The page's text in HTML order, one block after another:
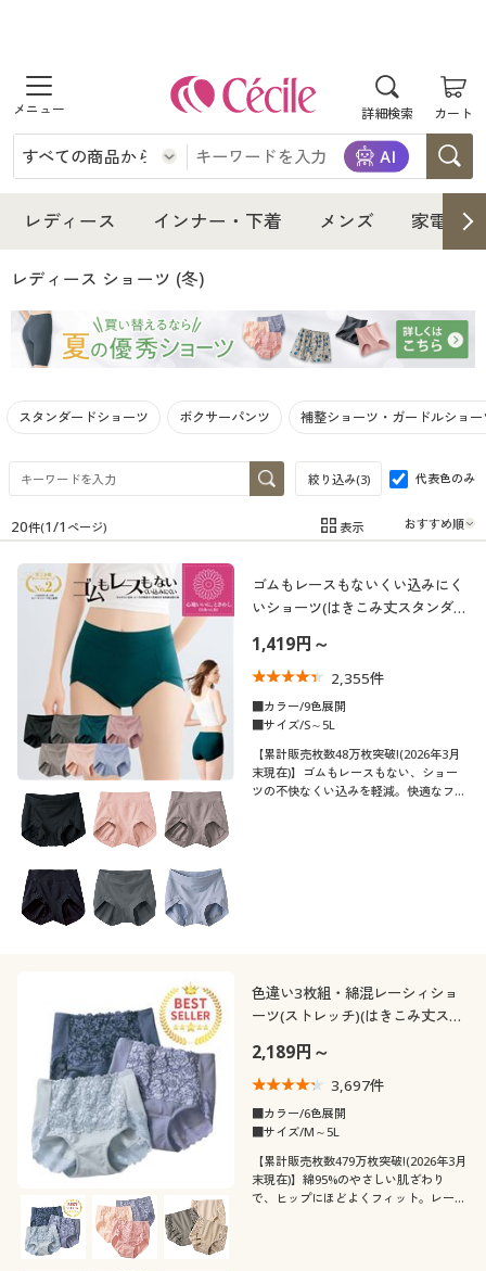
詳細検索 カート
商品を探す
レディース
レディースファッション
女性下着
インナー・下着
インナー・下着通販すべて
女性下着
メンズ
メンズ通販すべて
家電・雑貨
寝具・ベッド
カーテン・ラグ・ファブリック
美容・健康・サプリメント
制服・スクールすべて
制服・学生服
ジュニア・ティーンズ下着
大きいサイズ
大きいサイズ通販すべて
大きいサイズ レディース服
大きいサイズ レディース下着
大きいサイズ メンズ
大きいサイズ 事務・制服
バーゲン
バーゲンセール
シークレットセール
詳細検索
商品カテゴリ一覧
カタログ
デジタルカタログ
カタログ無料プレゼント
会員メニュー
マイページ
閲覧履歴
お気に入り
サポート
レディース インナー・下着 メンズ 家電・
レディース ショーツ (冬)
スタンダードショーツ ボクサーパンツ 補整ショーツ・ガードルショー
絞り込み(3) 代表色のみ
在庫 在庫のある商品のみ表示
カテゴリ
口コミ
(4〜4.9)
レディースサ
イズ
SS S
4L 5L
カラー
こだわり条件
で絞り込む
柄・デザイン
無地 ボーダー
素材
ナイロン
コットン・綿100
ウォッシャブル(洗
テイスト
20件(1/1 ページ) 表示
ゴムもレースもないくい込みにく
いショーツ(はきこみ丈スタンダー
1,419円～
2,355件
■カラー/9色展開
■サイズ/S～5L
【累計販売枚数48万枚突破!(2026年3月
末現在)】ゴムもレースもない、ショー
ツの不快なくい込みを軽減。快適なフィ
色違い3枚組・綿混レーシィショ
ーツ(ストレッチ)(はきこみ丈スタ
2,189円～
3,697件
■カラー/6色展開
■サイズ/M～5L
【累計販売枚数479万枚突破!(2026年3月
末現在)】綿95%のやさしい肌ざわり
で、ヒップにほどよくフィット。レース